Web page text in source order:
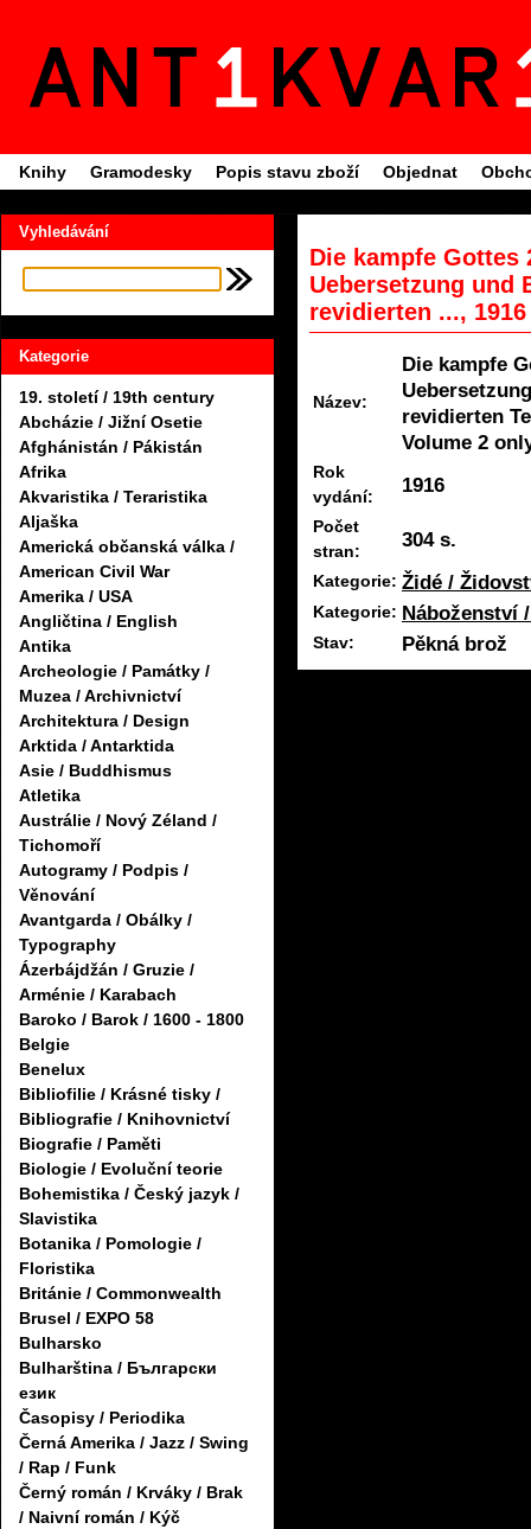
Knihy Gramodesky Popis stavu zboží Objednat
Vyhledávání
Kategorie
19. století / 19th century
Abcházie / Jižní Osetie
Afghánistán / Pákistán
Afrika
Akvaristika / Teraristika
Aljaška
Americká občanská válka /
American Civil War
Amerika / USA
Angličtina / English
Antika
Archeologie / Památky /
Muzea / Archivnictví
Architektura / Design
Arktida / Antarktida
Asie / Buddhismus
Atletika
Austrálie / Nový Zéland /
Tichomoří
Autogramy / Podpis /
Věnování
Avantgarda / Obálky /
Typography
Ázerbájdžán / Gruzie /
Arménie / Karabach
Baroko / Barok / 1600 - 1800
Belgie
Benelux
Bibliofilie / Krásné tisky /
Bibliografie / Knihovnictví
Biografie / Paměti
Biologie / Evoluční teorie
Bohemistika / Český jazyk /
Slavistika
Botanika / Pomologie /
Floristika
Británie / Commonwealth
Brusel / EXPO 58
Bulharsko
Bulharština / Български
език
Časopisy / Periodika
Černá Amerika / Jazz / Swing
/ Rap / Funk
Černý román / Krváky / Brak
/ Naivní román / Kýč
Die kampfe Gottes
Uebersetzung und
revidierten ..., 1916
Název:
Die kampfe
revidierten
Volume 2
Rok
vydání:
1916
Počet
stran:
304 s.
Kategorie: Židé /
Kategorie: Náboženství
Stav: Pěkná brož